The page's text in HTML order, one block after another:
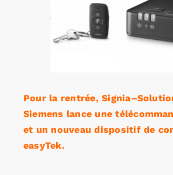
Pour la rentrée,
Siemens lance une
et un nouveau dispositif de
easyTek.